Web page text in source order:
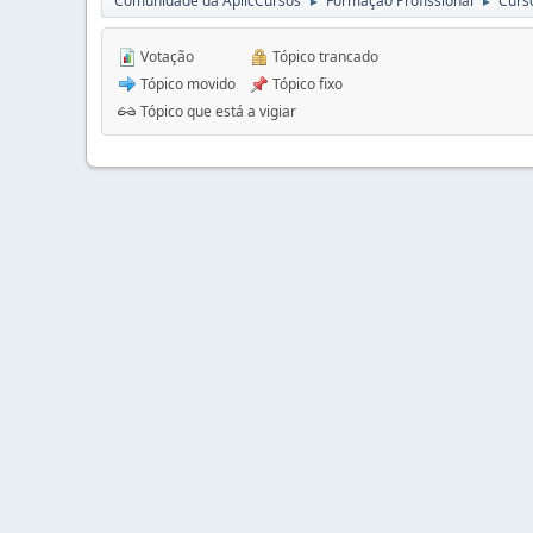
Votação
Tópico movido
Tópico trancado
Tópico fixo
Tópico que está a vigiar